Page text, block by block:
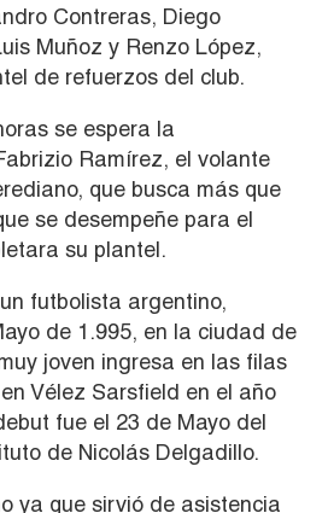
Contreras, Diego
Muñoz y Renzo López,
de refuerzos del club.
se espera la
Ramírez, el volante
que busca más que
se desempeñe para el
su plantel.
futbolista argentino,
de 1.995, en la ciudad de
joven ingresa en las filas
Vélez Sarsfield en el año
fue el 23 de Mayo del
de Nicolás Delgadillo.
ya que sirvió de asistencia